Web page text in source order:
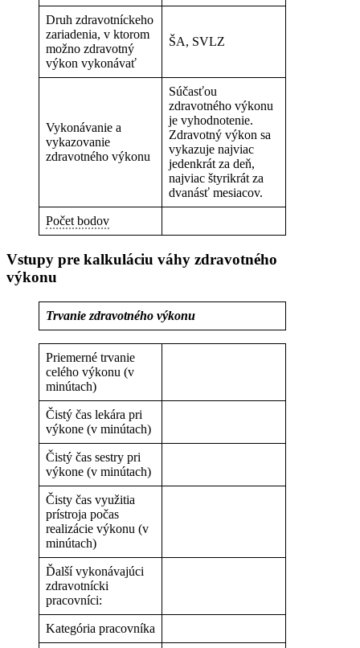
Druh zdravotníckeho
zariadenia, v ktorom
možno zdravotný
výkon vykonávať
ŠA, SVLZ
Vykonávanie a
vykazovanie
zdravotného výkonu
Súčasťou
zdravotného výkonu
je vyhodnotenie.
Zdravotný výkon sa
vykazuje najviac
jedenkrát za deň,
najviac štyrikrát za
dvanásť mesiacov.
Počet bodov
Vstupy pre kalkuláciu váhy zdravotného
výkonu
Trvanie zdravotného výkonu
Priemerné trvanie
celého výkonu (v
minútach)
Čistý čas lekára pri
výkone (v minútach)
Čistý čas sestry pri
výkone (v minútach)
Čisty čas využitia
prístroja počas
realizácie výkonu (v
minútach)
Ďalší vykonávajúci
zdravotnícki
pracovníci:
Kategória pracovníka